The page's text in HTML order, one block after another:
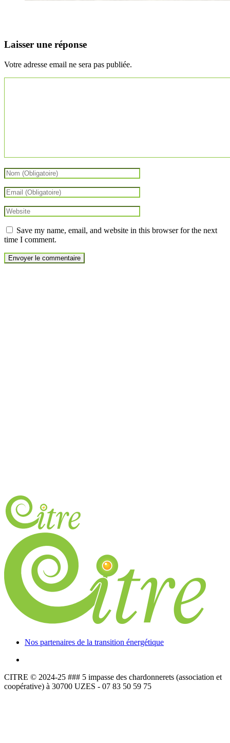
Laisser une réponse
Votre adresse email ne sera pas publiée.
Save my name, email, and website in this browser for the next
time I comment.
Nos partenaires de la transition énergétique
CITRE © 2024-25 ### 5 impasse des chardonnerets (association et
coopérative) à 30700 UZES - 07 83 50 59 75